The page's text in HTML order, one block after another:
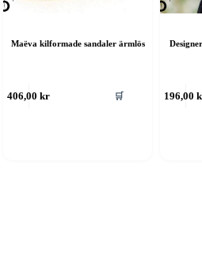
Maëva kilformade sandaler ärmlös
406,00kr 🛒 196,00